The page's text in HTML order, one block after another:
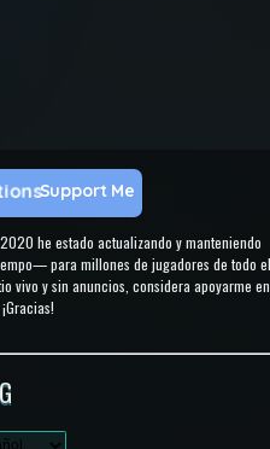
he estado actualizando y manteniendo
para millones de jugadores de todo el
vivo y sin anuncios, considera apoyarme en
Support Me